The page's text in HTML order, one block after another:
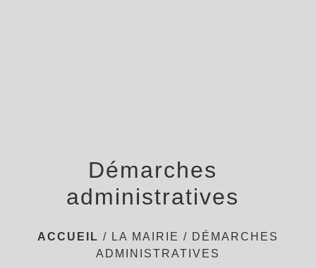
Démarches
administratives
ACCUEIL / LA MAIRIE / DÉMARCHES
ADMINISTRATIVES